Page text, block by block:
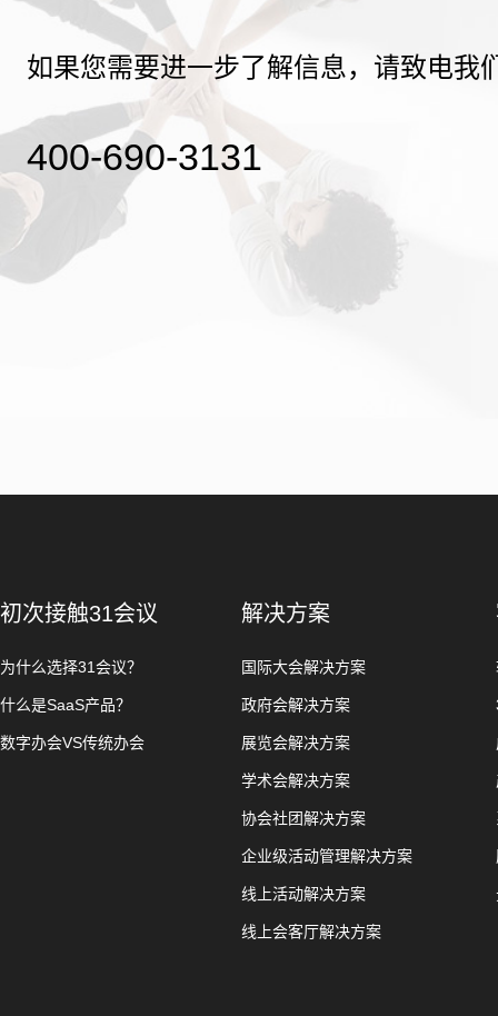
如果您需要进一步了解信息，请致电我
400-690-3131
初次接触31会议
为什么选择31会议？
什么是SaaS产品？
数字办会VS传统办会
解决方案
国际大会解决方案
政府会解决方案
展览会解决方案
学术会解决方案
协会社团解决方案
企业级活动管理解决方案
线上活动解决方案
线上会客厅解决方案